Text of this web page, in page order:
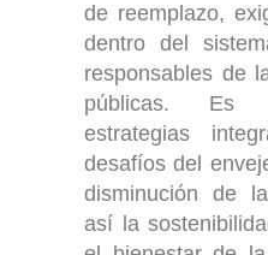
de reemplazo,
dentro del
responsables de
públicas. Es
estrategias
desafíos del
disminución de
así la